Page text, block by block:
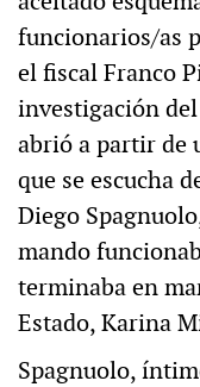
funcionarios/as
el fiscal Franco
investigación del
abrió a partir de
que se escucha
Diego
mando
terminaba en
Estado, Karina
Spagnuolo,